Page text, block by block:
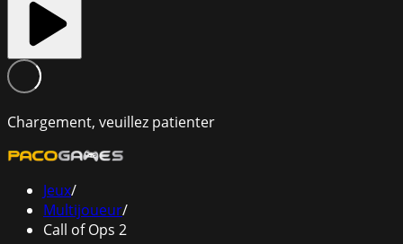
Chargement, veuillez patienter
Jeux/
Multijoueur/
Call of Ops 2